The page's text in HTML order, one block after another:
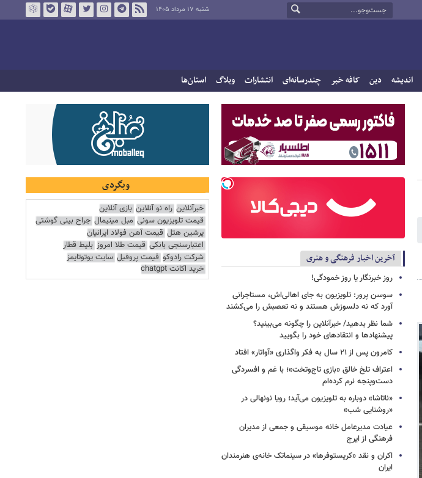
شنبه ۱۷ مرداد ۱۴۰۵
اندیشه دین کافه خبر چندرسانه‌ای انتشارات وبلاگ استان‌ها
آخرین اخبار فرهنگی و هنری
روز خبرنگار یا روز خمودگی!
سوسن پرور: تلویزیون به جای اهالی‌اش، مستاجرانی
آورد که نه دلسوزش هستند و نه تعصبش را می‌کشند
شما نظر بدهید/ خبرآنلاین را چگونه می‌بینید؟
پیشنهادها و انتقادهای خود را بگویید
کامرون پس از ۲۱ سال به فکر واگذاری «آواتار» افتاد
اعتراف تلخ خالق «بازی تاج‌وتخت»؛ با غم و افسردگی
دست‌وپنجه نرم کرده‌ام
«ناتاشا» دوباره به تلویزیون می‌آید؛ رویا نونهالی در
«روشنایی شب»
عیادت مدیرعامل خانه موسیقی و جمعی از مدیران
فرهنگی از ایرج
اکران و نقد «کریستوفرها» در سینماتک خانه‌ی هنرمندان
ایران
وبگردی
خبرآنلاین راه نو آنلاین بازی آنلاین
قیمت تلویزیون سونی مبل مینیمال جراح بینی گوشتی
پرشین هتل قیمت آهن فولاد ایرانیان
اعتبارسنجی بانکی قیمت طلا امروز بلیط قطار
شرکت رادوکو قیمت پروفیل سایت یوتوتایمز
خرید اکانت chatgpt